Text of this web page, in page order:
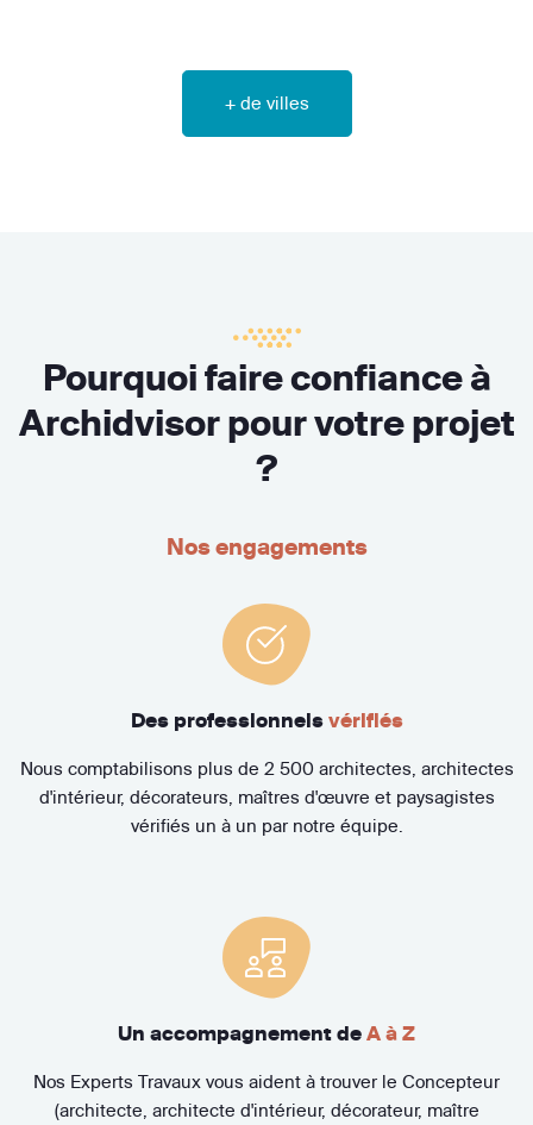
+ de villes
Pourquoi faire confiance à
Archidvisor pour votre projet
?
Nos engagements
Des professionnels vérifiés
Nous comptabilisons plus de 2 500 architectes, architectes
d'intérieur, décorateurs, maîtres d'œuvre et paysagistes
vérifiés un à un par notre équipe.
Un accompagnement de A à Z
Nos Experts Travaux vous aident à trouver le Concepteur
(architecte, architecte d'intérieur, décorateur, maître